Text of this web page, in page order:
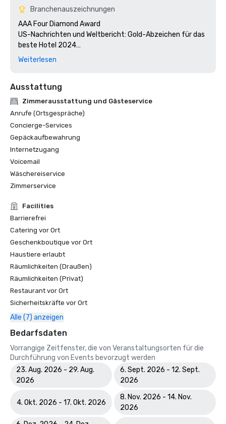
Branchenauszeichnungen
AAA Four Diamond Award
US-Nachrichten und Weltbericht: Gold-Abzeichen für das
beste Hotel 2024
Orlando Sentinel: Die besten Arbeitgeber 2024
Südosten 2024
Weiterlesen
Ausstattung
Zimmerausstattung und Gästeservice
Anrufe (Ortsgespräche)
Concierge-Services
Gepäckaufbewahrung
Internetzugang
Voicemail
Wäschereiservice
Zimmerservice
Facilities
Barrierefrei
Catering vor Ort
Geschenkboutique vor Ort
Haustiere erlaubt
Räumlichkeiten (Draußen)
Räumlichkeiten (Privat)
Restaurant vor Ort
Sicherheitskräfte vor Ort
Alle (7) anzeigen
Bedarfsdaten
Vorrangige Zeitfenster, die von Veranstaltungsorten für die
Durchführung von Events bevorzugt werden
23. Aug. 2026 - 29. Aug.
2026
6. Sept. 2026 - 12. Sept.
2026
4. Okt. 2026 - 17. Okt. 2026
8. Nov. 2026 - 14. Nov.
2026